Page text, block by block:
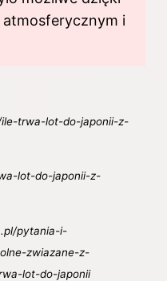
i
trwa-lot-do-japonii-z-
lot-do-japonii-z-
pytania-i-
zwiazane-z-
lot-do-japonii